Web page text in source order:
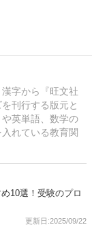
字から『旺文社
刊行する版元と
英単語、数学の
れている教育関
10選！受験のプロ
更新日:2025/09/22